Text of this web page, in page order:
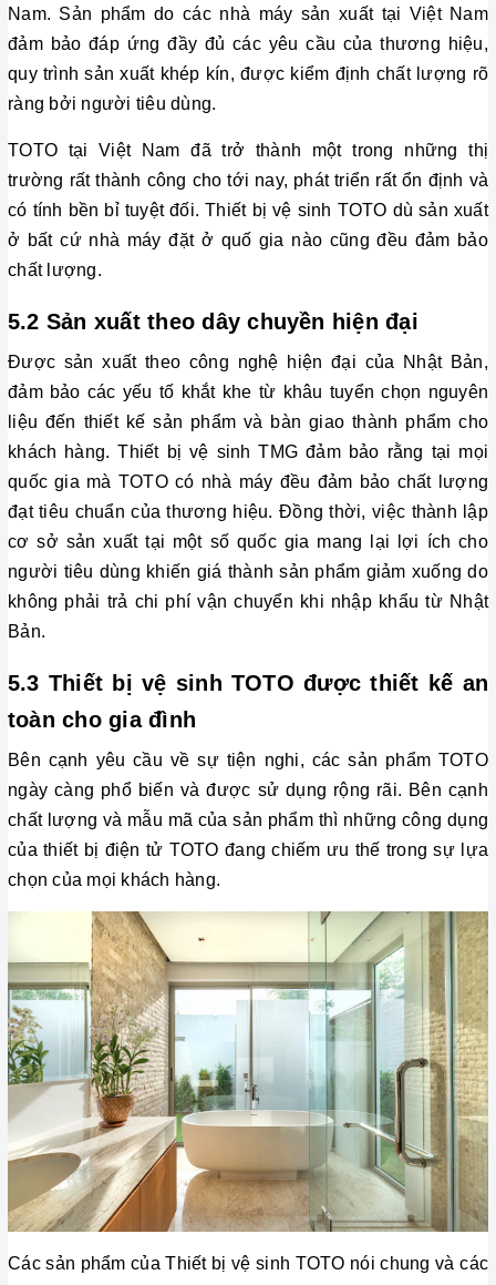
Nam. Sản phẩm do các nhà máy sản xuất tại Việt Nam
đảm bảo đáp ứng đầy đủ các yêu cầu của thương hiệu,
quy trình sản xuất khép kín, được kiểm định chất lượng rõ
ràng bởi người tiêu dùng.
TOTO tại Việt Nam đã trở thành một trong những thị
trường rất thành công cho tới nay, phát triển rất ổn định và
có tính bền bỉ tuyệt đối. Thiết bị vệ sinh TOTO dù sản xuất
ở bất cứ nhà máy đặt ở quố gia nào cũng đều đảm bảo
chất lượng.
5.2 Sản xuất theo dây chuyền hiện đại
Được sản xuất theo công nghệ hiện đại của Nhật Bản,
đảm bảo các yếu tố khắt khe từ khâu tuyển chọn nguyên
liệu đến thiết kế sản phẩm và bàn giao thành phẩm cho
khách hàng. Thiết bị vệ sinh TMG đảm bảo rằng tại mọi
quốc gia mà TOTO có nhà máy đều đảm bảo chất lượng
đạt tiêu chuẩn của thương hiệu. Đồng thời, việc thành lập
cơ sở sản xuất tại một số quốc gia mang lại lợi ích cho
người tiêu dùng khiến giá thành sản phẩm giảm xuống do
không phải trả chi phí vận chuyển khi nhập khẩu từ Nhật
Bản.
5.3 Thiết bị vệ sinh TOTO được thiết kế an
toàn cho gia đình
Bên cạnh yêu cầu về sự tiện nghi, các sản phẩm TOTO
ngày càng phổ biến và được sử dụng rộng rãi. Bên cạnh
chất lượng và mẫu mã của sản phẩm thì những công dụng
của thiết bị điện tử TOTO đang chiếm ưu thế trong sự lựa
chọn của mọi khách hàng.
Các sản phẩm của Thiết bị vệ sinh TOTO nói chung và các